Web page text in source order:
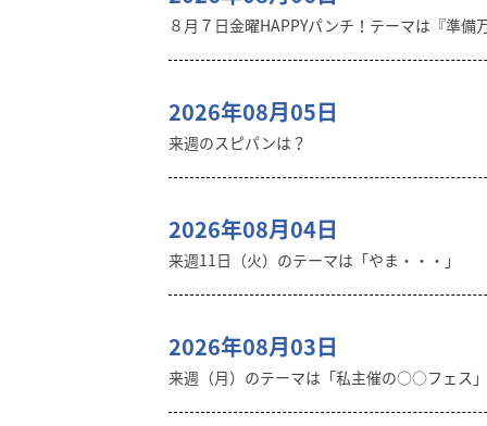
８月７日金曜HAPPYパンチ！テーマは『準備
2026年08月05日
来週のスピパンは？
2026年08月04日
来週11日（火）のテーマは「やま・・・」
2026年08月03日
来週（月）のテーマは「私主催の○○フェス」